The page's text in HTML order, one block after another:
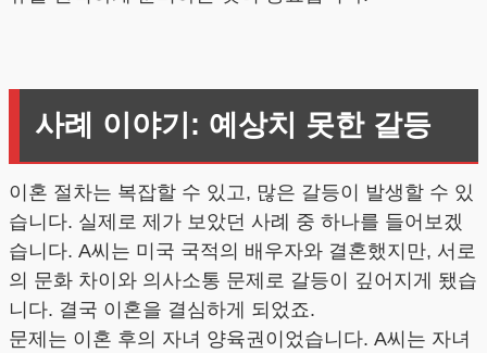
사례 이야기: 예상치 못한 갈등
이혼 절차는 복잡할 수 있고, 많은 갈등이 발생할 수 있
습니다. 실제로 제가 보았던 사례 중 하나를 들어보겠
습니다. A씨는 미국 국적의 배우자와 결혼했지만, 서로
의 문화 차이와 의사소통 문제로 갈등이 깊어지게 됐습
니다. 결국 이혼을 결심하게 되었죠.
문제는 이혼 후의 자녀 양육권이었습니다. A씨는 자녀